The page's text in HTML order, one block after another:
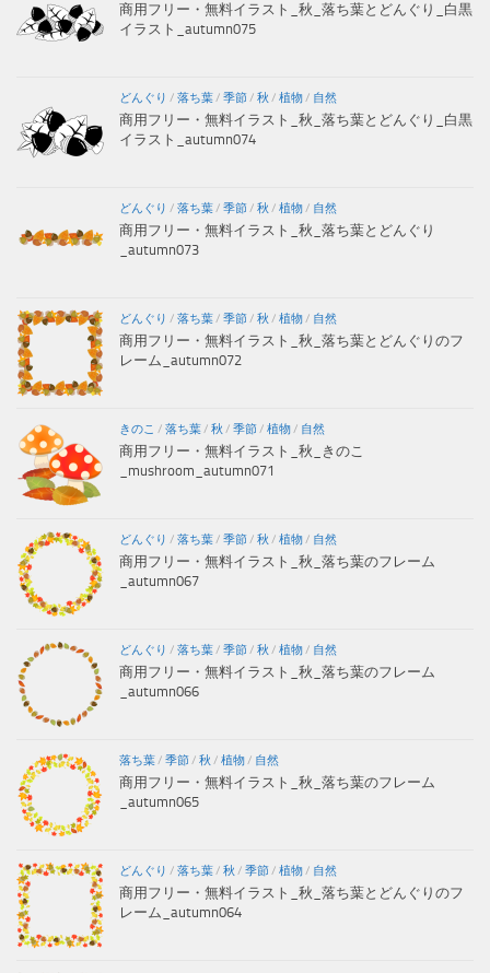
商用フリー・無料イラスト_秋_落ち葉とどんぐり_白黒
イラスト_autumn075
どんぐり / 落ち葉/ 季節/ 秋 / 植物/ 自然
商用フリー・無料イラスト_秋_落ち葉とどんぐり_白黒
イラスト_autumn074
どんぐり / 落ち葉/ 季節/ 秋 / 植物/ 自然
商用フリー・無料イラスト_秋_落ち葉とどんぐり
_autumn073
どんぐり / 落ち葉/ 季節/ 秋 / 植物/ 自然
商用フリー・無料イラスト_秋_落ち葉とどんぐりのフ
レーム_autumn072
きのこ / 落ち葉/ 秋 / 季節/ 植物/ 自然
商用フリー・無料イラスト_秋_きのこ
_mushroom_autumn071
どんぐり / 落ち葉/ 季節/ 秋 / 植物/ 自然
商用フリー・無料イラスト_秋_落ち葉のフレーム
_autumn067
どんぐり / 落ち葉/ 季節/ 秋 / 植物/ 自然
商用フリー・無料イラスト_秋_落ち葉のフレーム
_autumn066
落ち葉/ 季節/ 秋 / 植物/ 自然
商用フリー・無料イラスト_秋_落ち葉のフレーム
_autumn065
どんぐり / 落ち葉/ 秋 / 季節/ 植物/ 自然
商用フリー・無料イラスト_秋_落ち葉とどんぐりのフ
レーム_autumn064